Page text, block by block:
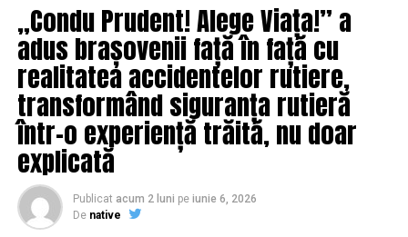
„Condu Prudent! Alege Viața!” a
adus brașovenii față în față cu
realitatea accidentelor rutiere,
transformând siguranța rutieră
într-o experiență trăită, nu doar
explicată
Publicat acum 2 luni pe iunie 6, 2026
De native